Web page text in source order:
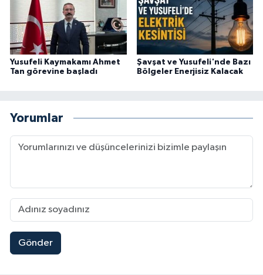
Yusufeli Kaymakamı Ahmet
Tan görevine başladı
Şavşat ve Yusufeli'nde Bazı
Bölgeler Enerjisiz Kalacak
Yorumlar
Gönder